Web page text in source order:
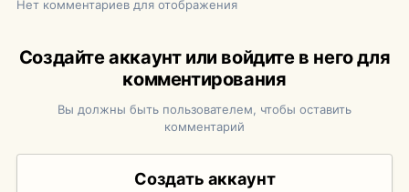
Нет комментариев для отображения
Создайте аккаунт или войдите в него для
комментирования
Вы должны быть пользователем, чтобы оставить
комментарий
Создать аккаунт